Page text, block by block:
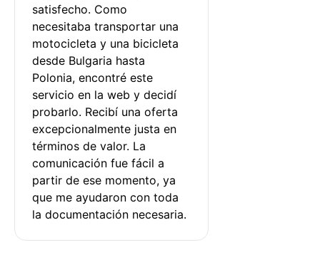
satisfecho. Como
necesitaba transportar una
motocicleta y una bicicleta
desde Bulgaria hasta
Polonia, encontré este
servicio en la web y decidí
probarlo. Recibí una oferta
excepcionalmente justa en
términos de valor. La
comunicación fue fácil a
partir de ese momento, ya
que me ayudaron con toda
la documentación necesaria.